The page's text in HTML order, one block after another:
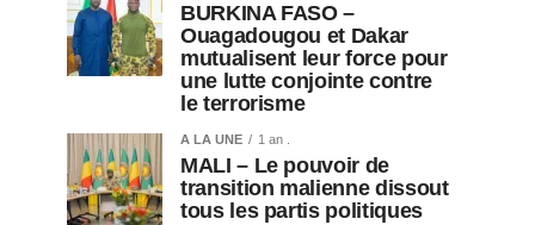
BURKINA FASO –
Ouagadougou et Dakar
mutualisent leur force pour
une lutte conjointe contre
le terrorisme
A LA UNE 1 an .
MALI – Le pouvoir de
transition malienne dissout
tous les partis politiques